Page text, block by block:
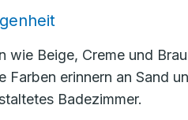
wie Beige, Creme und
Farben erinnern an Sand
Badezimmer.